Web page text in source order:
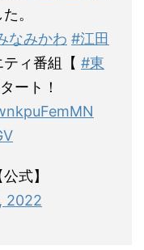
。
なみかわ #江田
ィ番組【 #東
ート！
式】
2022